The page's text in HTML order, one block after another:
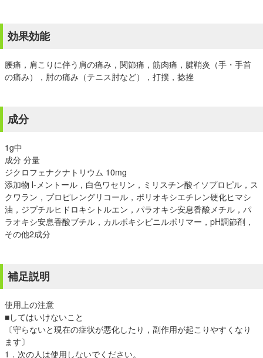
効果効能
腰痛，肩こりに伴う肩の痛み，関節痛，筋肉痛，腱鞘炎（手・手首
の痛み），肘の痛み（テニス肘など），打撲，捻挫
成分
1g中
成分 分量
ジクロフェナクナトリウム 10mg
添加物 l-メントール，白色ワセリン，ミリスチン酸イソプロピル，ス
クワラン，プロピレングリコール，ポリオキシエチレン硬化ヒマシ
油，ジブチルヒドロキシトルエン，パラオキシ安息香酸メチル，パ
ラオキシ安息香酸ブチル，カルボキシビニルポリマー，pH調節剤，
その他2成分
補足説明
使用上の注意
■してはいけないこと
〔守らないと現在の症状が悪化したり，副作用が起こりやすくなり
ます〕
1．次の人は使用しないでください。